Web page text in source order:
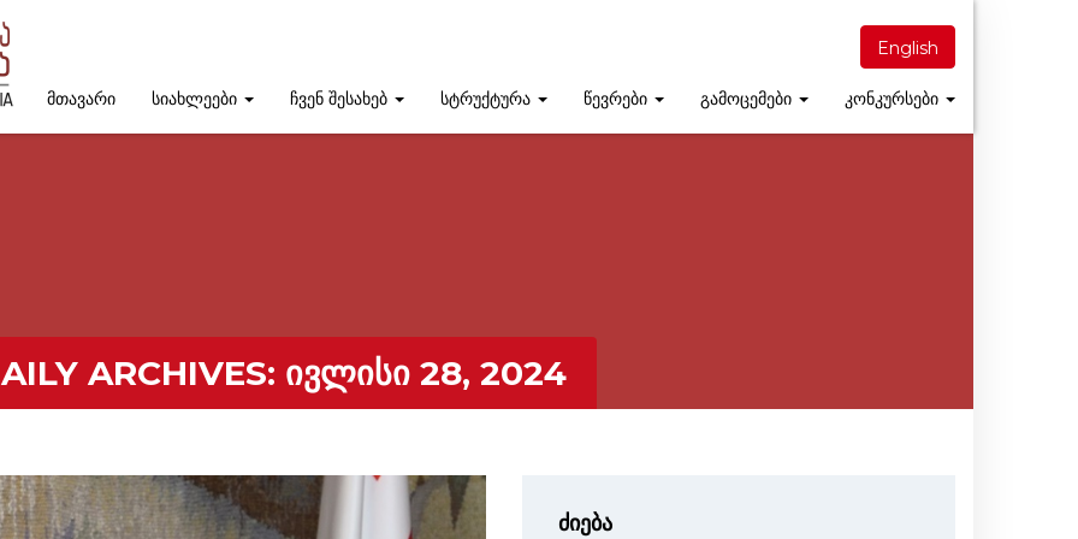
English
მთავარი სიახლეები ჩვენ შესახებ სტრუქტურა წევრები გამოცემები კონკურსები
ARCHIVES: ᲘᲕᲚᲘᲡᲘ 28, 2024
ძიება